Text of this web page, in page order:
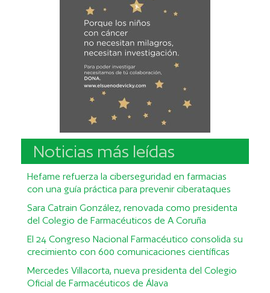
Noticias más leídas
Hefame refuerza la ciberseguridad en farmacias
con una guía práctica para prevenir ciberataques
Sara Catrain González, renovada como presidenta
del Colegio de Farmacéuticos de A Coruña
El 24 Congreso Nacional Farmacéutico consolida su
crecimiento con 600 comunicaciones científicas
Mercedes Villacorta, nueva presidenta del Colegio
Oficial de Farmacéuticos de Álava